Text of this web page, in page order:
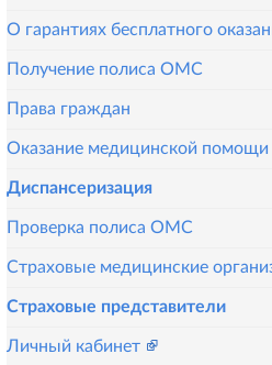
О гарантиях бесплатного
Получение полиса ОМС
Права граждан
Оказание медицинской помощи
Диспансеризация
Проверка полиса ОМС
Страховые медицинские
Страховые представители
Личный кабинет